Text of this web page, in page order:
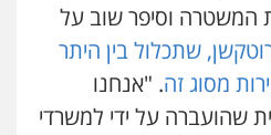
המשטרה וסיפר שוב על
שתכלול בין היתר
מסוג זה. "אנחנו
שהועברה על ידי למשרדי